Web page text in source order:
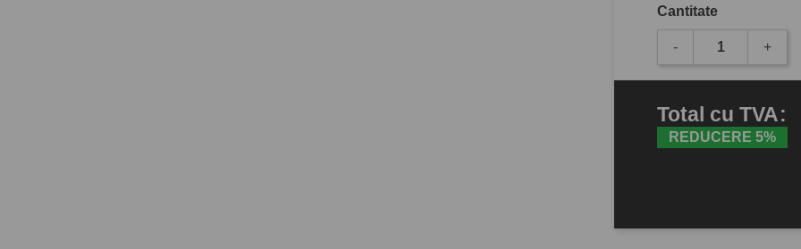
Cantitate
- +
Total cu TVA:
REDUCERE 5%